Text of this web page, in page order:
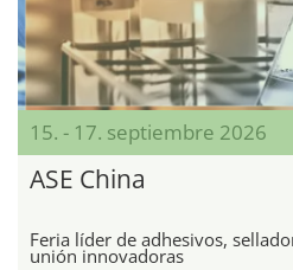
15. - 17. septiembre 2026
ASE China
Feria líder de adhesivos,
unión innovadoras